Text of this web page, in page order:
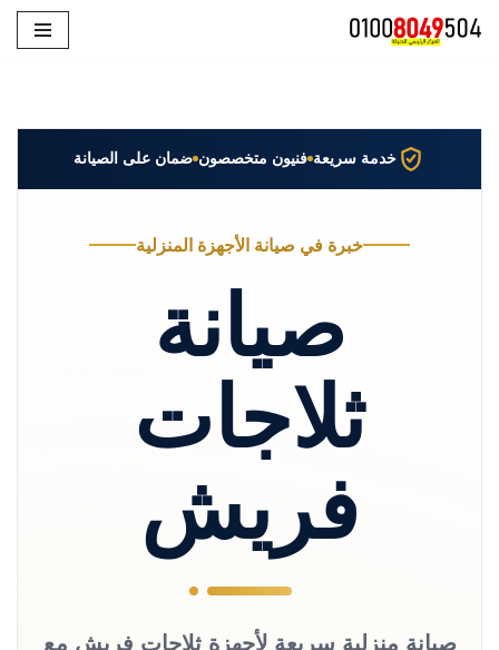
خدمة سريعة فنيون متخصصون ضمان على الصيانة
خبرة في صيانة الأجهزة المنزلية
صيانة
ثلاجات
فريش
صيانة منزلية سريعة لأجهزة ثلاجات فريش مع